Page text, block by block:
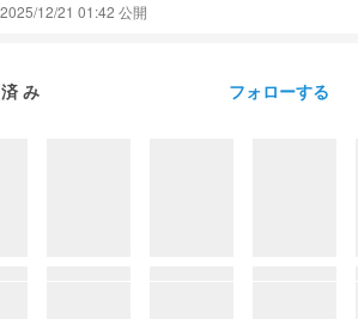
2025/12/21 01:42 公開
み フォローする